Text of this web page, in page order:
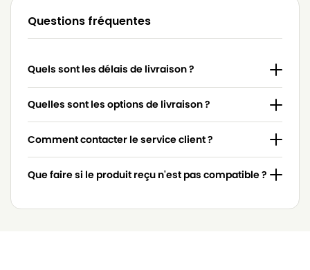
BLUESKY
BLUESKY BVC 2000
BLUESKY
BLUESKY BVN 2000
BLUESKY
BLUESKY CB 950
BLUESKY
BLUESKY V 3310
Questions fréquentes
Quels sont les délais de livraison ?
Quelles sont les options de livraison ?
Comment contacter le service client ?
Que faire si le produit reçu n'est pas compatible ?